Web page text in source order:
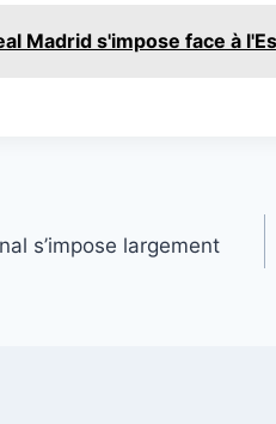
Madrid s'impose face à
s’impose largement